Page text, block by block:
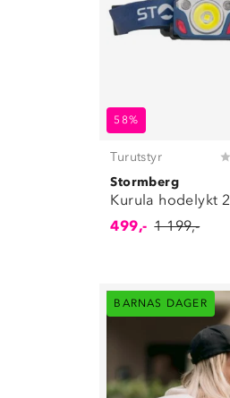
58%
Turutstyr
Stormberg
Kurula hodelykt
499,- 1 199,-
BARNAS DAGER